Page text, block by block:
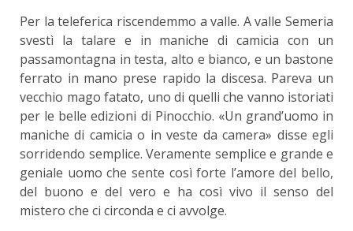
Per la teleferica riscendemmo a valle. A valle Semeria
svestì la talare e in maniche di camicia con un
passamontagna in testa, alto e bianco, e un bastone
ferrato in mano prese rapido la discesa. Pareva un
vecchio mago fatato, uno di quelli che vanno istoriati
per le belle edizioni di Pinocchio. «Un grand’uomo in
maniche di camicia o in veste da camera» disse egli
sorridendo semplice. Veramente semplice e grande e
geniale uomo che sente così forte l’amore del bello,
del buono e del vero e ha così vivo il senso del
mistero che ci circonda e ci avvolge.